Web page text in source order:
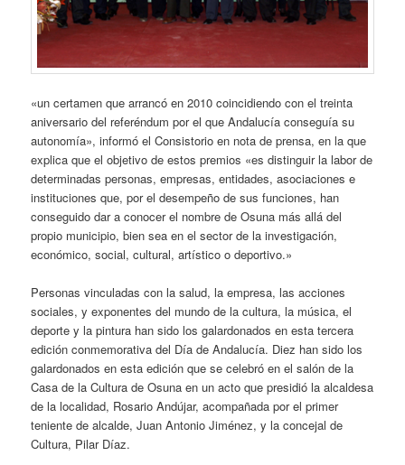
«un certamen que arrancó en 2010 coincidiendo con el treinta
aniversario del referéndum por el que Andalucía conseguía su
autonomía», informó el Consistorio en nota de prensa, en la que
explica que el objetivo de estos premios «es distinguir la laborde
determinadas personas, empresas, entidades, asociaciones e
instituciones que, por el desempeño de sus funciones, han
conseguido dar a conocer el nombre de Osuna más allá del
propio municipio, bien sea en el sector de la investigación,
económico, social, cultural, artístico o deportivo.»
Personas vinculadas con la salud, la empresa, las acciones
sociales, y exponentes del mundo de la cultura, la música, el
deporte y la pintura han sido los galardonados en esta tercera
edición conmemorativa del Día de Andalucía. Diez han sido los
galardonados en esta edición que se celebró en el salón de la
Casa de la Cultura de Osuna en un acto que presidió la alcaldesa
de la localidad, Rosario Andújar, acompañada por el primer
teniente de alcalde, Juan Antonio Jiménez, y la concejal de
Cultura, Pilar Díaz.